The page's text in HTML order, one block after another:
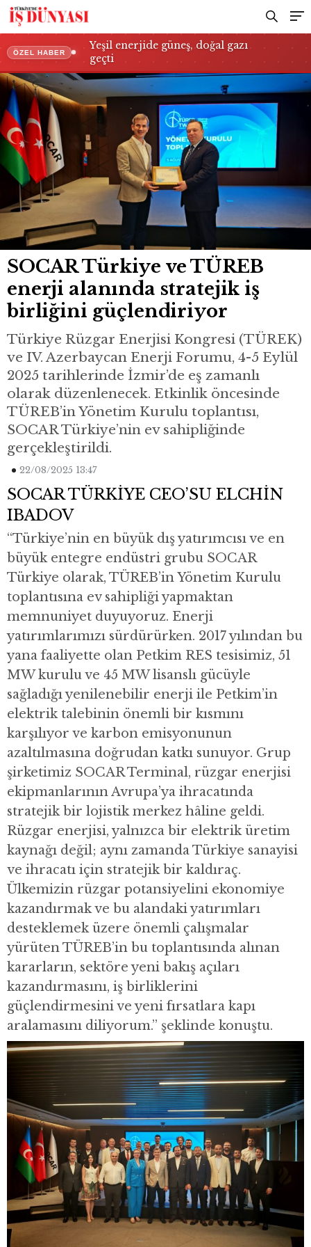
ÖZEL HABER
Yeşil enerjide güneş, doğal gazı
geçti
güçlendiriyor
SOCAR Türkiye ve TÜREB
enerji alanında stratejik iş
birliğini güçlendiriyor
Türkiye Rüzgar Enerjisi Kongresi (TÜREK)
ve IV. Azerbaycan Enerji Forumu, 4-5 Eylül
2025 tarihlerinde İzmir’de eş zamanlı
olarak düzenlenecek. Etkinlik öncesinde
TÜREB’in Yönetim Kurulu toplantısı,
SOCAR Türkiye’nin ev sahipliğinde
gerçekleştirildi.
22/08/2025 13:47
SOCAR TÜRKİYE CEO’SU ELCHİN
IBADOV
“Türkiye’nin en büyük dış yatırımcısı ve en
büyük entegre endüstri grubu SOCAR
Türkiye olarak, TÜREB’in Yönetim Kurulu
toplantısına ev sahipliği yapmaktan
memnuniyet duyuyoruz. Enerji
yatırımlarımızı sürdürürken. 2017 yılından bu
yana faaliyette olan Petkim RES tesisimiz, 51
MW kurulu ve 45 MW lisanslı gücüyle
sağladığı yenilenebilir enerji ile Petkim’in
elektrik talebinin önemli bir kısmını
karşılıyor ve karbon emisyonunun
azaltılmasına doğrudan katkı sunuyor. Grup
şirketimiz SOCAR Terminal, rüzgar enerjisi
ekipmanlarının Avrupa’ya ihracatında
stratejik bir lojistik merkez hâline geldi.
Rüzgar enerjisi, yalnızca bir elektrik üretim
kaynağı değil; aynı zamanda Türkiye sanayisi
ve ihracatı için stratejik bir kaldıraç.
Ülkemizin rüzgar potansiyelini ekonomiye
kazandırmak ve bu alandaki yatırımları
desteklemek üzere önemli çalışmalar
yürüten TÜREB’in bu toplantısında alınan
kararların, sektöre yeni bakış açıları
kazandırmasını, iş birliklerini
güçlendirmesini ve yeni fırsatlara kapı
aralamasını diliyorum.” şeklinde konuştu.